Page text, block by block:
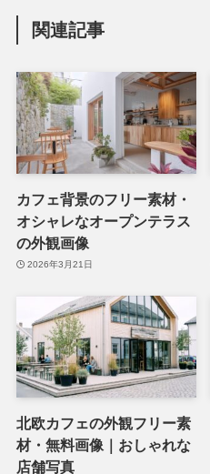
関連記事
カフェ背景のフリー素材・
オシャレなオープンテラス
の外観画像
2026年3月21日
北欧カフェの外観フリー素
材・無料画像｜おしゃれな
店舗写真